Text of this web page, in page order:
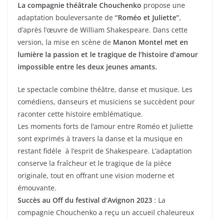
La compagnie théâtrale Chouchenko propose une
adaptation bouleversante de “Roméo et Juliette”,
d’après l’œuvre de William Shakespeare. Dans cette
version, la mise en scène de Manon Montel met en
lumière la passion et le tragique de l’histoire d’amour
impossible entre les deux jeunes amants.
Le spectacle combine théâtre, danse et musique. Les
comédiens, danseurs et musiciens se succèdent pour
raconter cette histoire emblématique.
Les moments forts de l’amour entre Roméo et Juliette
sont exprimés à travers la danse et la musique en
restant fidéle à l’esprit de Shakespeare. L’adaptation
conserve la fraîcheur et le tragique de la pièce
originale, tout en offrant une vision moderne et
émouvante.
Succès au Off du festival d’Avignon 2023 : La
compagnie Chouchenko a reçu un accueil chaleureux